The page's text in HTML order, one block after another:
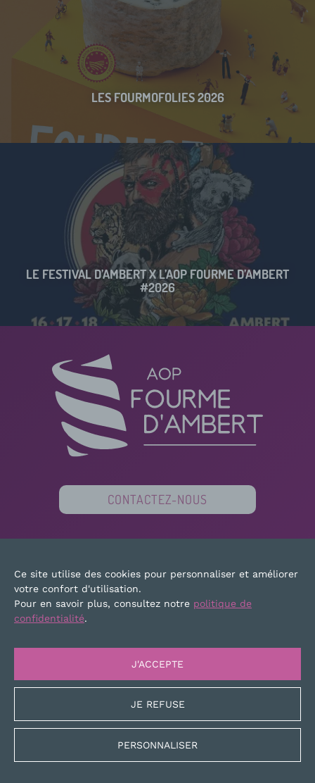
LES FOURMOFOLIES 2026
LE FESTIVAL D’AMBERT X L’AOP FOURME D’AMBERT
#2026
CONTACTEZ-NOUS
PLAN DU SITE MENTIONS LÉGALES
Ce site utilise des cookies pour personnaliser et améliorer
votre confort d'utilisation.
Pour en savoir plus, consultez notre politique de
confidentialité.
J'ACCEPTE
JE REFUSE
PERSONNALISER